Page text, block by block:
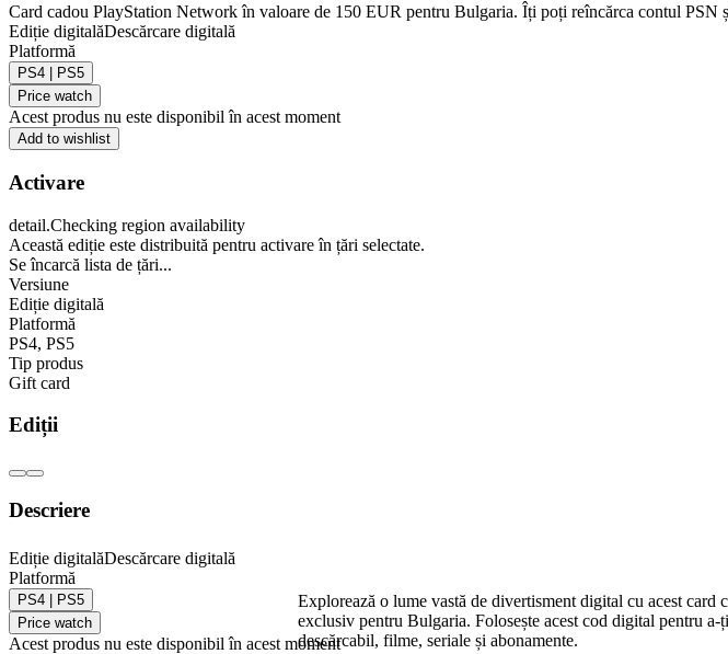
Card cadou PlayStation Network în valoare de 150 EUR pentru Bulgaria. Îți poți reîncărca contul
Ediție digitalăDescărcare digitală
Platformă
PS4 | PS5
Price watch
Acest produs nu este disponibil în acest moment
Add to wishlist
Activare
detail.Checking region availability
Această ediție este distribuită pentru activare în țări selectate.
Se încarcă lista de țări...
Versiune
Ediție digitală
Platformă
PS4, PS5
Tip produs
Gift card
Ediții
Descriere
Explorează o lume vastă de divertisment digital cu acest
exclusiv pentru Bulgaria. Folosește acest cod digital pentru
descărcabil, filme, seriale și abonamente.
Ediție digitalăDescărcare digitală
Platformă
PS4 | PS5
Price watch
Acest produs nu este disponibil în acest moment